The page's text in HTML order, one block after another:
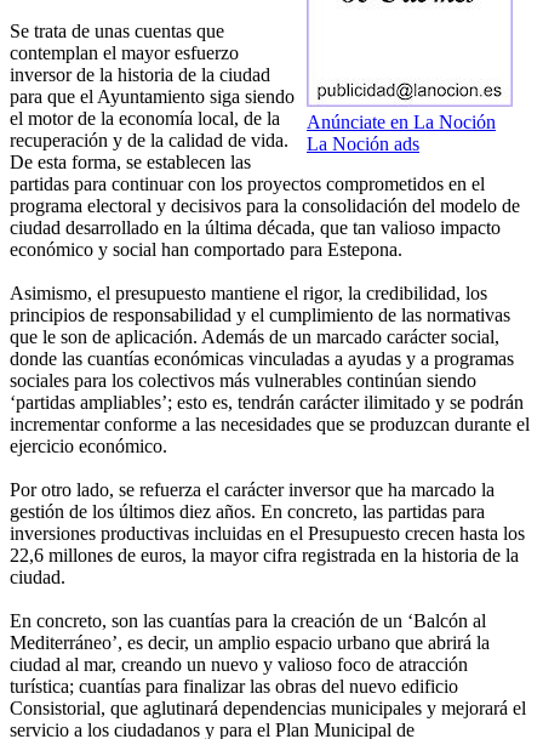
Anúnciate en La Noción
La Noción ads
Se trata de unas cuentas que
contemplan el mayor esfuerzo
inversor de la historia de la ciudad
para que el Ayuntamiento siga siendo
el motor de la economía local, de la
recuperación y de la calidad de vida.
De esta forma, se establecen las
partidas para continuar con los proyectos comprometidos en el
programa electoral y decisivos para la consolidación del modelo de
ciudad desarrollado en la última década, que tan valioso impacto
económico y social han comportado para Estepona.
Asimismo, el presupuesto mantiene el rigor, la credibilidad, los
principios de responsabilidad y el cumplimiento de las normativas
que le son de aplicación. Además de un marcado carácter social,
donde las cuantías económicas vinculadas a ayudas y a programas
sociales para los colectivos más vulnerables continúan siendo
‘partidas ampliables’; esto es, tendrán carácter ilimitado y se podrán
incrementar conforme a las necesidades que se produzcan durante el
ejercicio económico.
Por otro lado, se refuerza el carácter inversor que ha marcado la
gestión de los últimos diez años. En concreto, las partidas para
inversiones productivas incluidas en el Presupuesto crecen hasta los
22,6 millones de euros, la mayor cifra registrada en la historia de la
ciudad.
En concreto, son las cuantías para la creación de un ‘Balcón al
Mediterráneo’, es decir, un amplio espacio urbano que abrirá la
ciudad al mar, creando un nuevo y valioso foco de atracción
turística; cuantías para finalizar las obras del nuevo edificio
Consistorial, que aglutinará dependencias municipales y mejorará el
servicio a los ciudadanos y para el Plan Municipal de